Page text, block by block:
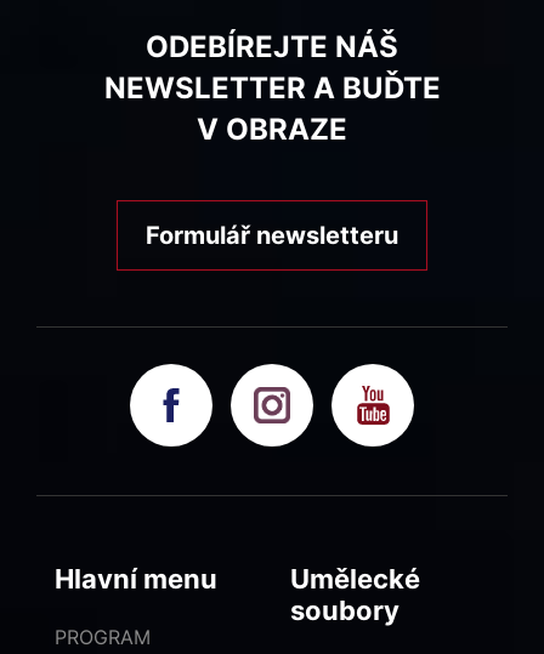
ODEBÍREJTE NÁŠ
NEWSLETTER A BUĎTE
V OBRAZE
Formulář newsletteru
Hlavní menu
PROGRAM
Umělecké
soubory